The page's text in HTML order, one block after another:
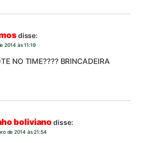
disse:
2014 às 11:19
NO TIME???? BRINCADEIRA
boliviano disse:
de 2014 às 21:54